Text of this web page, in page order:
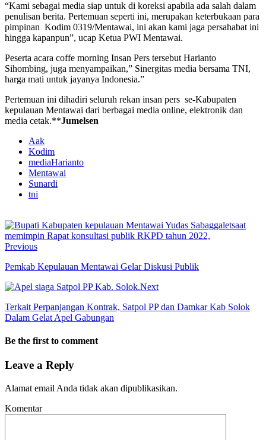
“Kami sebagai media siap untuk di koreksi apabila ada salah dalam
penulisan berita. Pertemuan seperti ini, merupakan keterbukaan para
pimpinan Kodim 0319/Mentawai, ini akan kami jaga persahabat ini
hingga kapanpun”, ucap Ketua PWI Mentawai.
Peserta acara coffe morning Insan Pers tersebut Harianto
Sihombing, juga menyampaikan,” Sinergitas media bersama TNI,
harga mati untuk jayanya Indonesia.”
Pertemuan ini dihadiri seluruh rekan insan pers se-Kabupaten
kepulauan Mentawai dari berbagai media online, elektronik dan
media cetak.**Jumelsen
Aak
Kodim
mediaHarianto
Mentawai
Sunardi
tni
Previous
Pemkab Kepulauan Mentawai Gelar Diskusi Publik
Next
Terkait Perpanjangan Kontrak, Satpol PP dan Damkar Kab Solok
Dalam Gelat Apel Gabungan
Be the first to comment
Leave a Reply
Alamat email Anda tidak akan dipublikasikan.
Komentar